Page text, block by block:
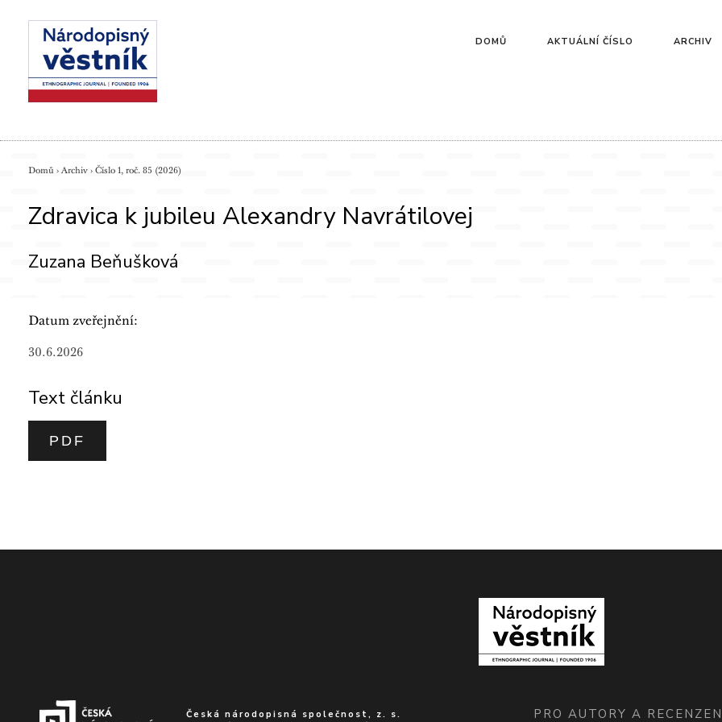
DOMŮ AKTUÁLNÍ ČÍSLO ARCHIV
Domů › Archiv › Číslo 1, roč. 85 (2026)
Zdravica k jubileu Alexandry Navrátilovej
Zuzana Beňušková
Datum zveřejnění:
30.6.2026
Text článku
PDF
Česká národopisná společnost, z. s.
PRO AUTORY A